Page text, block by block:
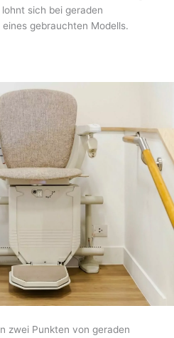
sich bei geraden
gebrauchten Modells.
zwei Punkten von geraden